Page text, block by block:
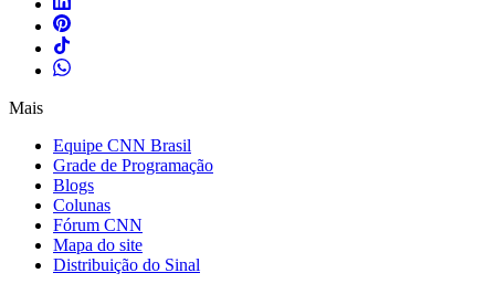
Mais
Equipe CNN Brasil
Grade de Programação
Blogs
Colunas
Fórum CNN
Mapa do site
Distribuição do Sinal